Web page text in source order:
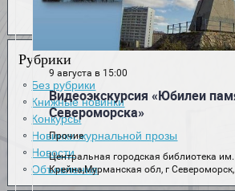
Рубрики
Без рубрики
Книжные новинки
Конкурсы
Новинки журнальной прозы
Новости
Объявления